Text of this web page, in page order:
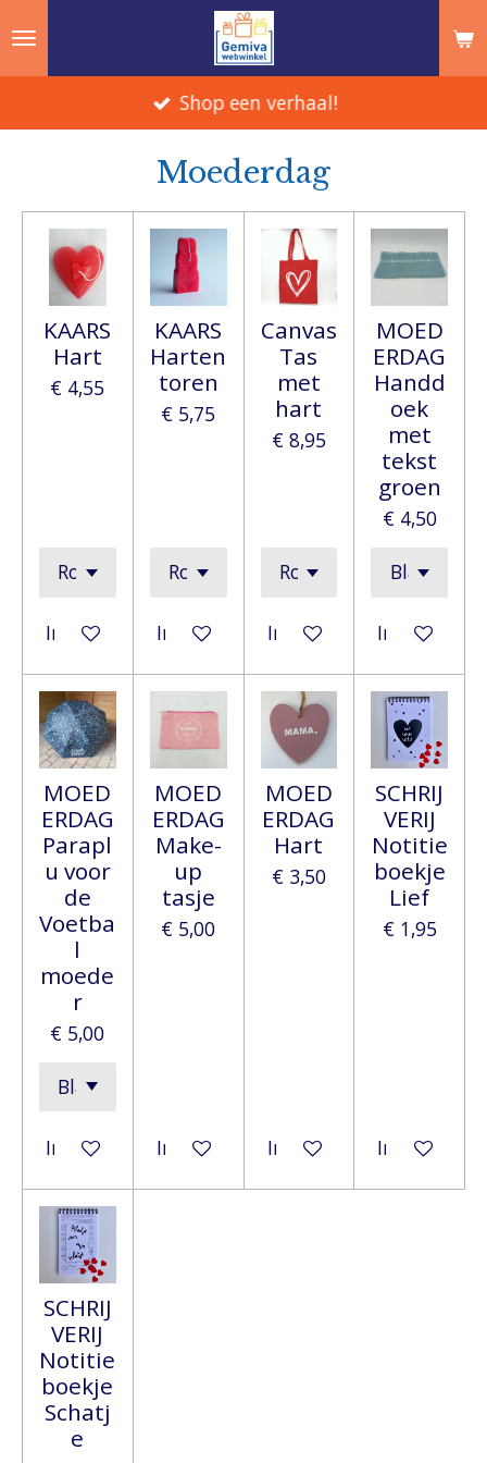
Ga
de
Shop een verhaal!
Moederdag
KAARS
Hart
€ 4,55
In winkelwagen
KAARS
Harten
toren
€ 5,75
In winkelwagen
Canvas
Tas
met
hart
€ 8,95
In winkelwagen
MOED
ERDAG
Handd
oek
met
tekst
groen
€ 4,50
In
MOED
ERDAG
Parapl
u voor
de
Voetba
l
moede
r
€ 5,00
In winkelwagen
MOED
ERDAG
Make-
up
tasje
€ 5,00
In winkelwagen
MOED
ERDAG
Hart
€ 3,50
In winkelwagen
SCHRIJ
VERIJ
Notitie
boekje
Lief
€ 1,95
In
SCHRIJ
VERIJ
Notitie
boekje
Schatj
e